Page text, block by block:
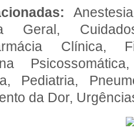
Geral,
Clínica,
Pediatria,
da Dor,